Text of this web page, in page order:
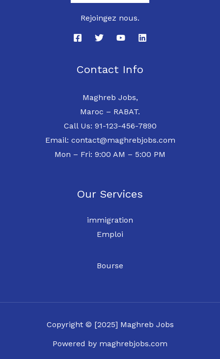
Rejoingez nous.
Contact Info
Maghreb Jobs,
Maroc – RABAT.
Call Us: 91-123-456-7890
Email: contact@maghrebjobs.com
Mon – Fri: 9:00 AM – 5:00 PM
Our Services
immigration
Emploi
Bourse
Copyright © [2025] Maghreb Jobs
Powered by maghrebjobs.com